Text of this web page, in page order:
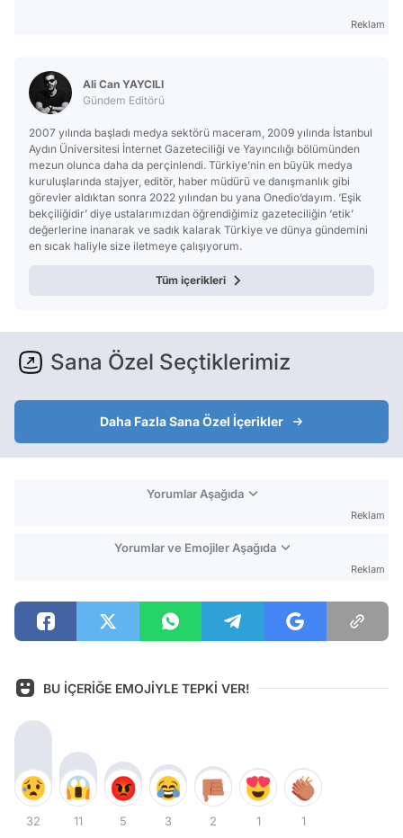
Reklam
Ali Can YAYCILI
Gündem Editörü
2007 yılında başladı medya sektörü maceram, 2009 yılında İstanbul
Aydın Üniversitesi İnternet Gazeteciliği ve Yayıncılığı bölümünden
mezun olunca daha da perçinlendi. Türkiye’nin en büyük medya
kuruluşlarında stajyer, editör, haber müdürü ve danışmanlık gibi
görevler aldıktan sonra 2022 yılından bu yana Onedio’dayım. ‘Eşik
bekçiliğidir’ diye ustalarımızdan öğrendiğimiz gazeteciliğin ‘etik’
değerlerine inanarak ve sadık kalarak Türkiye ve dünya gündemini
en sıcak haliyle size iletmeye çalışıyorum.
Tüm içerikleri
Sana Özel Seçtiklerimiz
Daha Fazla Sana Özel İçerikler
Yorumlar Aşağıda
Reklam
Yorumlar ve Emojiler Aşağıda
Reklam
BU İÇERİĞE EMOJİYLE TEPKİ VER!
32 11 5 3 2 1 1